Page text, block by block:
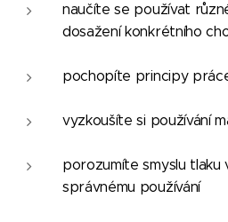
naučíte se používat
dosažení konkrétního
pochopíte principy
vyzkoušíte si používání
porozumíte smyslu tlaku
správnému používání